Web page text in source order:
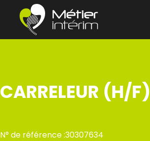
CARRELEUR (H/F)
N° de référence :30307634
Panneau de gestion des cookies